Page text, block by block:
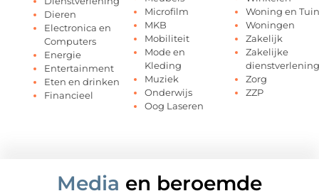
Dieren
Electronica en
Computers
Energie
Entertainment
Eten en drinken
Financieel
Microfilm
MKB
Mobiliteit
Mode en
Kleding
Muziek
Onderwijs
Oog Laseren
Woning en Tuin
Woningen
Zakelijk
Zakelijke
dienstverlening
Zorg
ZZP
Media en beroemde